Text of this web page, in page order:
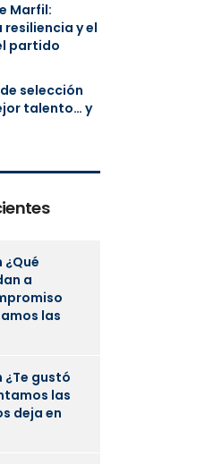
Marfil:
y el
partido
selección
talento… y
¿Qué
a
las
¿Te gustó
las
deja en